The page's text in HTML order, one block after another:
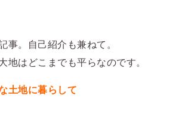
事。自己紹介も兼ねて。
地はどこまでも平らなのです。
土地に暮らして